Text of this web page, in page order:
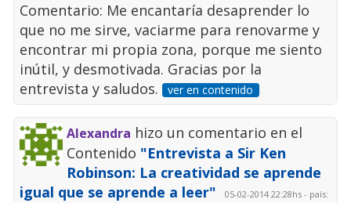
Comentario: Me encantaría desaprender lo
que no me sirve, vaciarme para renovarme y
encontrar mi propia zona, porque me siento
inútil, y desmotivada. Gracias por la
entrevista y saludos.
ver en contenido
Alexandra hizo un comentario en el
Contenido "Entrevista a Sir Ken
Robinson: La creatividad se aprende
igual que se aprende a leer"
05-02-2014 22:28hs - país: